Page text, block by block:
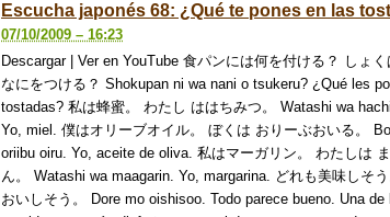
Escucha japonés 68: ¿Qué te pones en las
07/10/2009 – 16:23
Descargar | Ver en YouTube 食パンには何を付ける？ しょく
なにをつける？ Shokupan ni wa nani o tsukeru? ¿Qué les
tostadas? 私は蜂蜜。 わたし ははちみつ。 Watashi wa
Yo, miel. 僕はオリーブオイル。 ぼくは おりーぶおいる。
oriibu oiru. Yo, aceite de oliva. 私はマーガリン。 わたしは
ん。 Watashi wa maagarin. Yo, margarina. どれも美味しそ
おいしそう。 Dore mo oishisoo. Todo parece bueno. Una de